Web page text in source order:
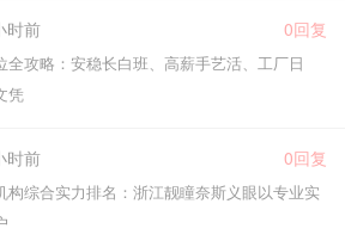
时前 0回复
全攻略：安稳长白班、高薪手艺活、工厂日
凭
时前 0回复
构综合实力排名：浙江靓瞳奈斯义眼以专业实